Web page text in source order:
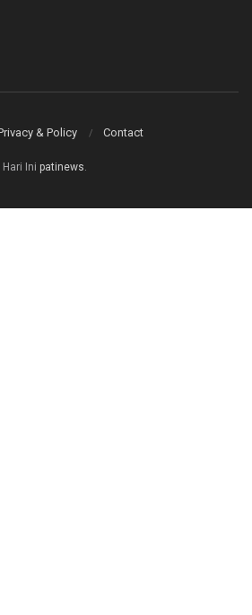
& Policy Contact
Hari Ini patinews.